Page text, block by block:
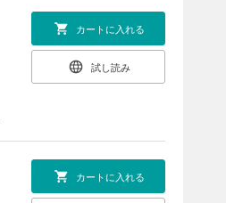
カートに入れる
試し読み
カートに入れる